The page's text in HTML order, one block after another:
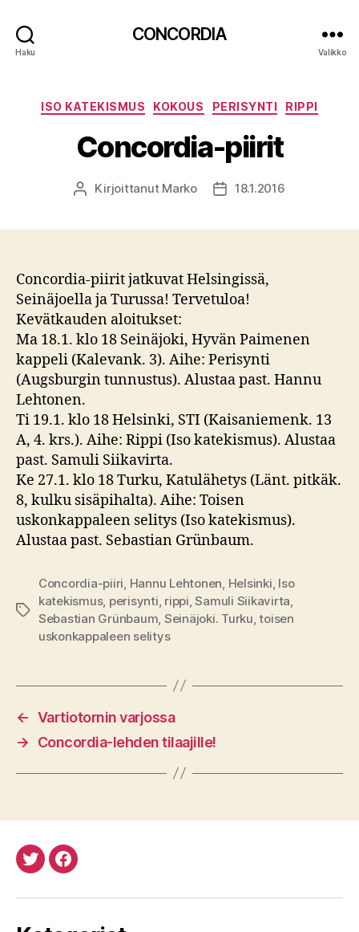
Haku
CONCORDIA
Valikko
Kategoriat
ISO KATEKISMUS KOKOUS PERISYNTI RIPPI
Concordia-piirit
Kirjoittaja
Kirjoittanut Marko Julkaisupäivämäärä
18.1.2016
Concordia-piirit jatkuvat Helsingissä,
Seinäjoella ja Turussa! Tervetuloa!
Kevätkauden aloitukset:
Ma 18.1. klo 18 Seinäjoki, Hyvän Paimenen
kappeli (Kalevank. 3). Aihe: Perisynti
(Augsburgin tunnustus). Alustaa past. Hannu
Lehtonen.
Ti 19.1. klo 18 Helsinki, STI (Kaisaniemenk. 13
A, 4. krs.). Aihe: Rippi (Iso katekismus). Alustaa
past. Samuli Siikavirta.
Ke 27.1. klo 18 Turku, Katulähetys (Länt. pitkäk.
8, kulku sisäpihalta). Aihe: Toisen
uskonkappaleen selitys (Iso katekismus).
Alustaa past. Sebastian Grünbaum.
Avainsanat
Concordia-piiri Hannu Lehtonen Helsinki Iso
katekismus, perisynti rippi ,Samuli Siikavirta
Sebastian Grünbaum Seinäjoki. Turku ,toisen
uskonkappaleen selitys
← Vartiotornin varjossa
→
Concordia-lehden tilaajille!
TwitteristäFacebookista